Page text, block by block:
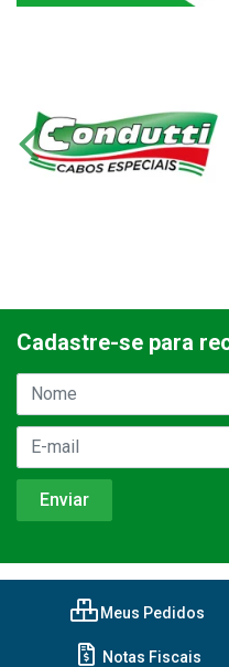
Cadastre-se para
Meus Pedidos
Notas Fiscais